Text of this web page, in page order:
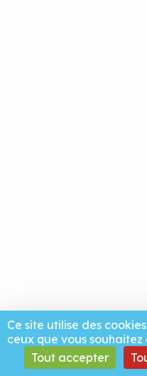
Ce site utilise des
ceux que vous
Tout accepter